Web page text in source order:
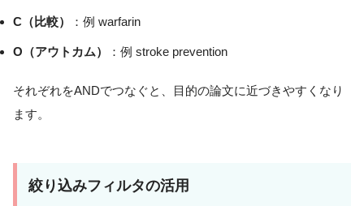
C（比較） ：例 warfarin
O（アウトカム） ：例 stroke prevention
それぞれをANDでつなぐと、目的の論文に近づきやすくなり
ます。
絞り込みフィルタの活用